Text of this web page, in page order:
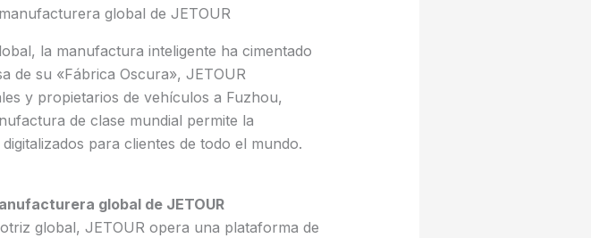
global de JETOUR
la manufactura inteligente ha cimentado
de su «Fábrica Oscura», JETOUR
y propietarios de vehículos a Fuzhou,
de clase mundial permite la
para clientes de todo el mundo.
global de JETOUR
global, JETOUR opera una plataforma de